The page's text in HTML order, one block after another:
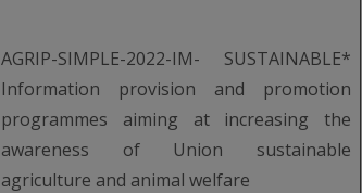
AGRIP-SIMPLE-2022-IM- SUSTAINABLE*
Information provision and promotion
programmes aiming at increasing the
awareness of Union sustainable
agriculture and animal welfare